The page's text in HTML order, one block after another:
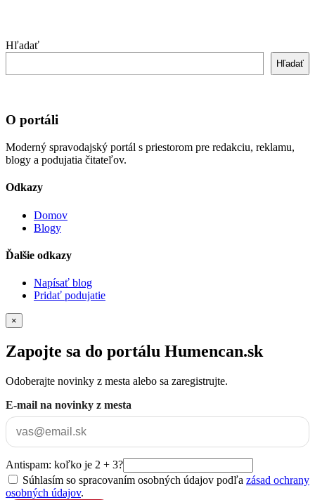
Hľadať
Hľadať
O portáli
Moderný spravodajský portál s priestorom pre redakciu, reklamu,
blogy a podujatia čitateľov.
Odkazy
Domov
Blogy
Ďalšie odkazy
Napísať blog
Pridať podujatie
×
Zapojte sa do portálu Humencan.sk
Odoberajte novinky z mesta alebo sa zaregistrujte.
E-mail na novinky z mesta
Antispam: koľko je 2 + 3?
Súhlasím so spracovaním osobných údajov podľa zásad ochrany
osobných údajov.